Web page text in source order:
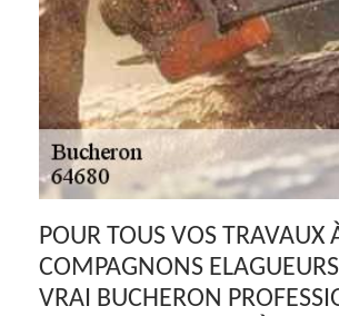
POUR TOUS VOS TRAVAUX
COMPAGNONS
VRAI BUCHERON